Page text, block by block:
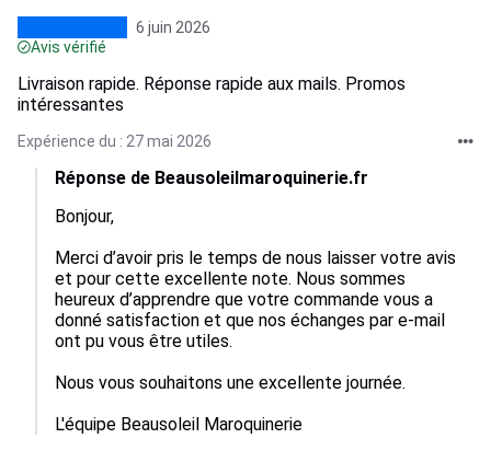
6 juin 2026
Avis vérifié
Livraison rapide. Réponse rapide aux mails. Promos
intéressantes
Expérience du : 27 mai 2026
Réponse de Beausoleilmaroquinerie.fr
Bonjour,
Merci d’avoir pris le temps de nous laisser votre avis
et pour cette excellente note. Nous sommes
heureux d’apprendre que votre commande vous a
donné satisfaction et que nos échanges par e-mail
ont pu vous être utiles.
Nous vous souhaitons une excellente journée.
L'équipe Beausoleil Maroquinerie